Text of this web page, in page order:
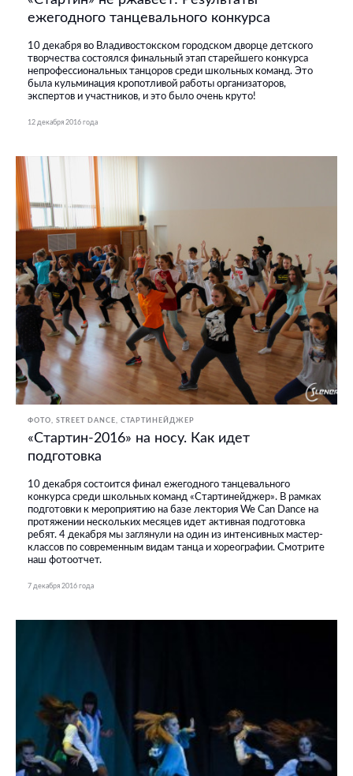
ежегодного танцевального конкурса
10 декабря во Владивостокском городском дворце детского
творчества состоялся финальный этап старейшего конкурса
непрофессиональных танцоров среди школьных команд. Это
была кульминация кропотливой работы организаторов,
экспертов и участников, и это было очень круто!
12 декабря 2016 года
ФОТО STREET DANCE СТАРТИНЕЙДЖЕР
«Стартин-2016» на носу. Как идет
подготовка
10 декабря состоится финал ежегодного танцевального
конкурса среди школьных команд «Стартинейджер». В рамках
подготовки к мероприятию на базе лектория We Can Dance на
протяжении нескольких месяцев идет активная подготовка
ребят. 4 декабря мы заглянули на один из интенсивных мастер-
классов по современным видам танца и хореографии. Смотрите
наш фотоотчет.
7 декабря 2016 года